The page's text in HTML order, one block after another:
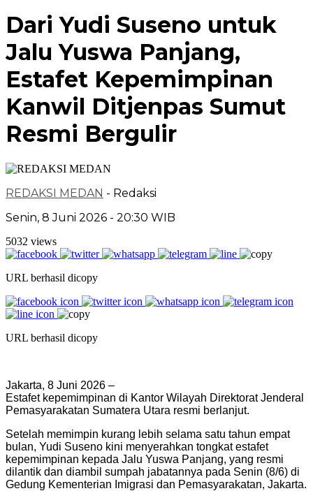
Dari Yudi Suseno untuk
Jalu Yuswa Panjang,
Estafet Kepemimpinan
Kanwil Ditjenpas Sumut
Resmi Bergulir
REDAKSI MEDAN - Redaksi
Senin, 8 Juni 2026 - 20:30 WIB
5032 views
URL berhasil dicopy
URL berhasil dicopy
Jakarta, 8 Juni 2026 –
Estafet kepemimpinan di Kantor Wilayah Direktorat Jenderal
Pemasyarakatan Sumatera Utara resmi berlanjut.
Setelah memimpin kurang lebih selama satu tahun empat
bulan, Yudi Suseno kini menyerahkan tongkat estafet
kepemimpinan kepada Jalu Yuswa Panjang, yang resmi
dilantik dan diambil sumpah jabatannya pada Senin (8/6) di
Gedung Kementerian Imigrasi dan Pemasyarakatan, Jakarta.